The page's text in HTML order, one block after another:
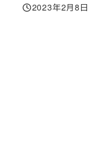
投稿日
2023年2月8日